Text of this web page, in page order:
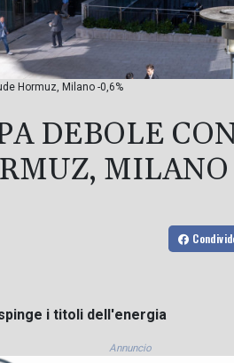
Hormuz, Milano -0,6%
DEBOLE
MILANO
i titoli dell'energia
Annuncio